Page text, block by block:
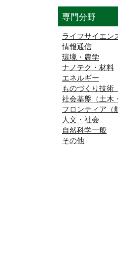
専門分野
ライフサイエン
情報通信
環境・農学
ナノテク・材料
エネルギー
ものづくり技術
社会基盤（土木
フロンティア（
人文・社会
自然科学一般
その他